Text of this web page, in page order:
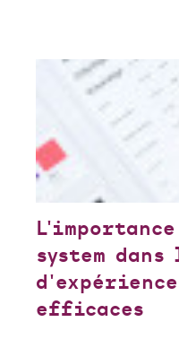
system
efficaces